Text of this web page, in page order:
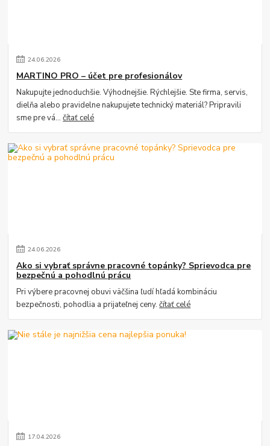
24.06.2026
MARTINO PRO – účet pre profesionálov
Nakupujte jednoduchšie. Výhodnejšie. Rýchlejšie. Ste firma, servis,
dielňa alebo pravidelne nakupujete technický materiál? Pripravili
sme pre vá...čítať celé
24.06.2026
Ako si vybrať správne pracovné topánky? Sprievodca pre
bezpečnú a pohodlnú prácu
Pri výbere pracovnej obuvi väčšina ľudí hľadá kombináciu
bezpečnosti, pohodlia a prijateľnej ceny.čítať celé
17.04.2026